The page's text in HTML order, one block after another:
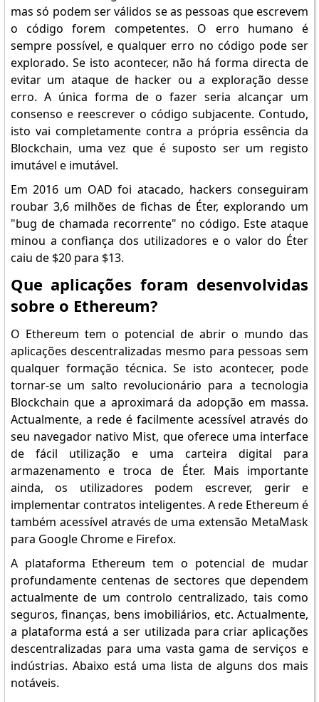
mas só podem ser válidos se as pessoas que escrevem
o código forem competentes. O erro humano é
sempre possível, e qualquer erro no código pode ser
explorado. Se isto acontecer, não há forma directa de
evitar um ataque de hacker ou a exploração desse
erro. A única forma de o fazer seria alcançar um
consenso e reescrever o código subjacente. Contudo,
isto vai completamente contra a própria essência da
Blockchain, uma vez que é suposto ser um registo
imutável e imutável.
Em 2016 um OAD foi atacado, hackers conseguiram
roubar 3,6 milhões de fichas de Éter, explorando um
"bug de chamada recorrente" no código. Este ataque
minou a confiança dos utilizadores e o valor do Éter
caiu de $20 para $13.
Que aplicações foram desenvolvidas
sobre o Ethereum?
O Ethereum tem o potencial de abrir o mundo das
aplicações descentralizadas mesmo para pessoas sem
qualquer formação técnica. Se isto acontecer, pode
tornar-se um salto revolucionário para a tecnologia
Blockchain que a aproximará da adopção em massa.
Actualmente, a rede é facilmente acessível através do
seu navegador nativo Mist, que oferece uma interface
de fácil utilização e uma carteira digital para
armazenamento e troca de Éter. Mais importante
ainda, os utilizadores podem escrever, gerir e
implementar contratos inteligentes. A rede Ethereum é
também acessível através de uma extensão MetaMask
para Google Chrome e Firefox.
A plataforma Ethereum tem o potencial de mudar
profundamente centenas de sectores que dependem
actualmente de um controlo centralizado, tais como
seguros, finanças, bens imobiliários, etc. Actualmente,
a plataforma está a ser utilizada para criar aplicações
descentralizadas para uma vasta gama de serviços e
indústrias. Abaixo está uma lista de alguns dos mais
notáveis.